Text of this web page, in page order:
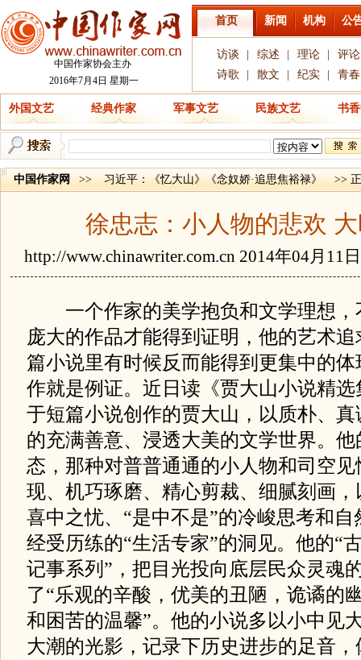
中国作家协会主办
2016年7月4日 星期一
首页 新闻 机构 公
访谈 综述 理论
评论
诗歌
散文 纪实 青春
外国文艺 经典作家 军事文艺 民族文艺 书
中国作家网 >> 习近平：《忆大山》《念奴娇·追思焦裕禄》 >>
徐忠志：小人物的悲欢
http://www.chinawriter.com.cn 2014年04月11
一个作家的美学抱负和文学理想，
庞大的作品才能得到证明，他的艺术
篇小说里有时候反而能得到更集中的
作就是例证。近日读《贾大山小说精
于短篇小说创作的贾大山，以质朴、
的充满善意、浸透大美的文学世界。
态，那种对普普通通的小人物和司空
现、机巧琢磨、精心剪裁、细腻刻画，
喜中之忧、“是中不是”的冷峻思考和
经受历练的“生活专家”的洞见。他的“
记事系列”，把目光投向底层民众灵魂
了“乐观的辛酸，优美的丑陋，诡谲的
和困苦的温馨”。他的小说多以小中见
大潮的光影，记录下历史进步的足音